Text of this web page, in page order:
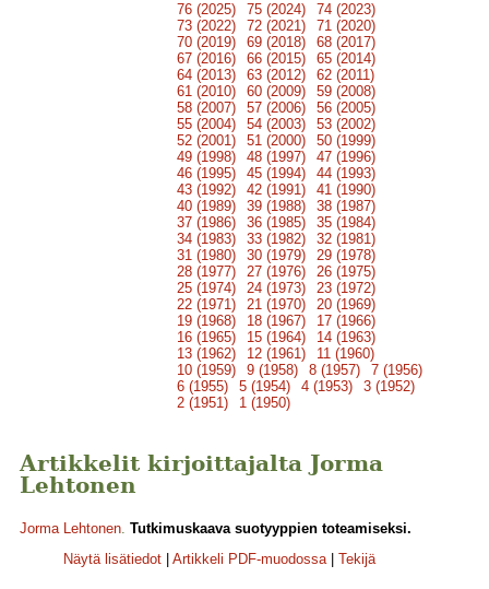
76 (2025) 75 (2024)
74 (2023)
73 (2022)
72 (2021)
71 (2020)
70 (2019)
69 (2018)
68 (2017)
67 (2016)
66 (2015)
65 (2014)
64 (2013)
63 (2012)
62 (2011)
61 (2010)
60 (2009)
59 (2008)
58 (2007)
57 (2006)
56 (2005)
55 (2004)
54 (2003)
53 (2002)
52 (2001)
51 (2000)
50 (1999)
49 (1998)
48 (1997)
47 (1996)
46 (1995)
45 (1994)
44 (1993)
43 (1992)
42 (1991)
41 (1990)
40 (1989)
39 (1988)
38 (1987)
37 (1986)
36 (1985)
35 (1984)
34 (1983)
33 (1982)
32 (1981)
31 (1980)
30 (1979)
29 (1978)
28 (1977)
27 (1976)
26 (1975)
25 (1974)
24 (1973)
23 (1972)
22 (1971)
21 (1970)
20 (1969)
19 (1968)
18 (1967)
17 (1966)
16 (1965)
15 (1964)
14 (1963)
13 (1962)
12 (1961)
11 (1960)
10 (1959)
9 (1958) 8 (1957)
7 (1956)
6 (1955)
5 (1954) 4 (1953)
3 (1952)
2 (1951)
1 (1950)
Artikkelit kirjoittajalta Jorma
Lehtonen
Jorma Lehtonen. Tutkimuskaava suotyyppien toteamiseksi.
Näytä lisätiedot
Artikkeli PDF-muodossa| Tekijä